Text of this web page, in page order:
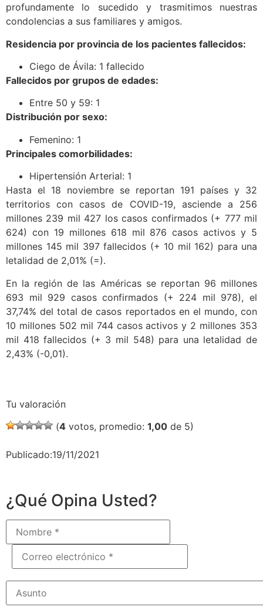
profundamente lo sucedido y trasmitimos nuestras
condolencias a sus familiares y amigos.
Residencia por provincia de los pacientes fallecidos:
Ciego de Ávila: 1 fallecido
Fallecidos por grupos de edades:
Entre 50 y 59: 1
Distribución por sexo:
Femenino: 1
Principales comorbilidades:
Hipertensión Arterial: 1
Hasta el 18 noviembre se reportan 191 países y 32
territorios con casos de COVID-19, asciende a 256
millones 239 mil 427 los casos confirmados (+ 777 mil
624) con 19 millones 618 mil 876 casos activos y 5
millones 145 mil 397 fallecidos (+ 10 mil 162) para una
letalidad de 2,01% (=).
En la región de las Américas se reportan 96 millones
693 mil 929 casos confirmados (+ 224 mil 978), el
37,74% del total de casos reportados en el mundo, con
10 millones 502 mil 744 casos activos y 2 millones 353
mil 418 fallecidos (+ 3 mil 548) para una letalidad de
2,43% (-0,01).
Tu valoración
(4 votos, promedio: 1,00 de 5)
Publicado:19/11/2021
¿Qué Opina Usted?